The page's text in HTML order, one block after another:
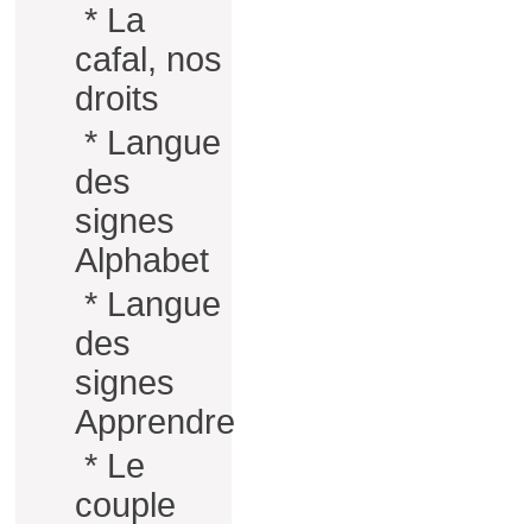
* La
cafal, nos
droits
* Langue
des
signes
Alphabet
* Langue
des
signes
Apprendre
* Le
couple